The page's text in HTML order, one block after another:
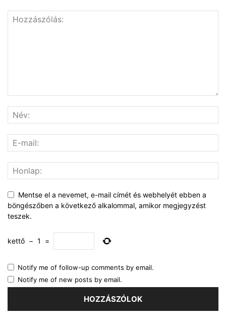
Mentse el a nevemet, e-mail címét és webhelyét ebben a
böngészőben a következő alkalommal, amikor megjegyzést
teszek.
kettő − 1 =
Notify me of follow-up comments by email.
Notify me of new posts by email.